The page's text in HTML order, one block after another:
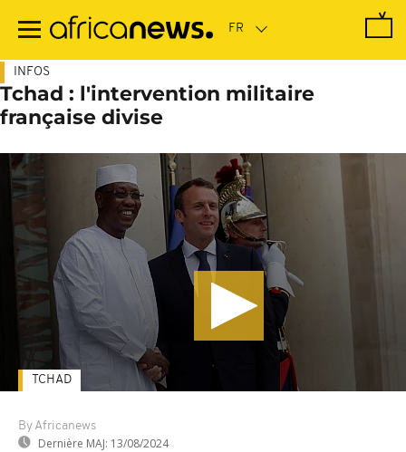
contenu
INFOS
Tchad : l'intervention militaire
française divise
By Africanews
Dernière MAJ: 13/08/2024
TCHAD